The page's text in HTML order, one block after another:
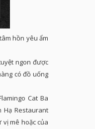
hồn yêu ẩm
ngon được
có đồ uống
Cat Ba
Hạ Restaurant
mê hoặc của